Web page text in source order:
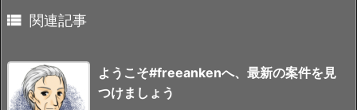
 関連記事
ようこそ#freeankenへ、最新の案件を見
つけましょう